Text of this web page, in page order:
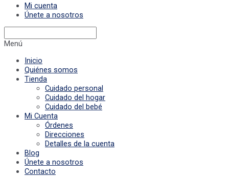
Mi cuenta
Únete a nosotros
Menú
Inicio
Quiénes somos
Tienda
Cuidado personal
Cuidado del hogar
Cuidado del bebé
Mi Cuenta
Órdenes
Direcciones
Detalles de la cuenta
Blog
Únete a nosotros
Contacto